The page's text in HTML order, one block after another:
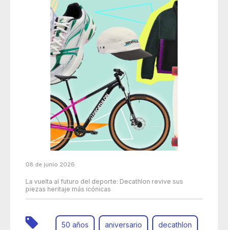
08 de junio 2026
La vuelta al futuro del deporte: Decathlon revive sus
piezas heritaje más icónicas
50 años aniversario decathlon